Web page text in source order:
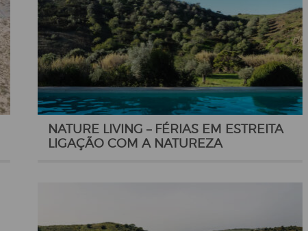
NATURE LIVING – FÉRIAS EM ESTREITA
LIGAÇÃO COM A NATUREZA